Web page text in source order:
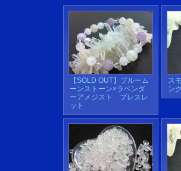
【SOLD OUT】ブルーム
ーンストーン×ラベンダ
ーアメジスト ブレスレ
ット
ス
ン